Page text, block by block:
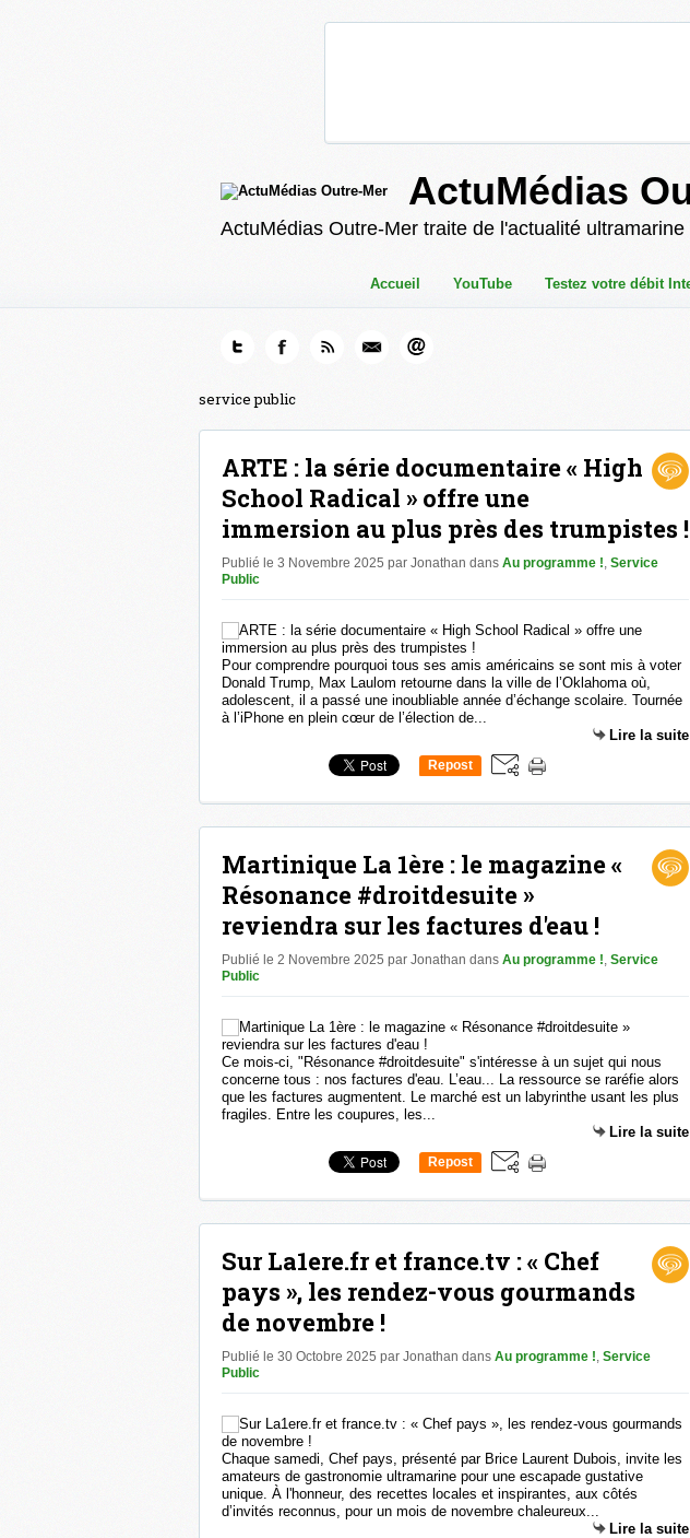
ActuMédias
ActuMédias Outre-Mer traite de l'actualité
Accueil YouTube Testez votre débit
service public
ARTE : la série documentaire « High
School Radical » offre une
immersion au plus près des trumpistes !
Publié le 3 Novembre 2025 par Jonathan dans Au programme !, Service
Public
Pour comprendre pourquoi tous ses amis américains se sont mis à voter
Donald Trump, Max Laulom retourne dans la ville de l’Oklahoma où,
adolescent, il a passé une inoubliable année d’échange scolaire. Tournée
à l’iPhone en plein cœur de l’élection de...
Lire la suite
Repost
Martinique La 1ère : le magazine «
Résonance #droitdesuite »
reviendra sur les factures d'eau !
Publié le 2 Novembre 2025 par Jonathan dans Au programme !, Service
Public
Ce mois-ci, "Résonance #droitdesuite" s'intéresse à un sujet qui nous
concerne tous : nos factures d'eau. L’eau... La ressource se raréfie alors
que les factures augmentent. Le marché est un labyrinthe usant les plus
fragiles. Entre les coupures, les...
Lire la suite
Repost
Sur La1ere.fr et france.tv : « Chef
pays », les rendez-vous gourmands
de novembre !
Publié le 30 Octobre 2025 par Jonathan dans Au programme !, Service
Public
Chaque samedi, Chef pays, présenté par Brice Laurent Dubois, invite les
amateurs de gastronomie ultramarine pour une escapade gustative
unique. À l'honneur, des recettes locales et inspirantes, aux côtés
d’invités reconnus, pour un mois de novembre chaleureux...
Lire la suite